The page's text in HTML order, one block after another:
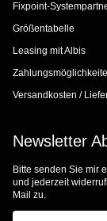
Fixpoint-
Größentabelle
Leasing mit Albis
Versandkosten /
Newsletter
Bitte senden Sie mir
und jederzeit
Mail zu.